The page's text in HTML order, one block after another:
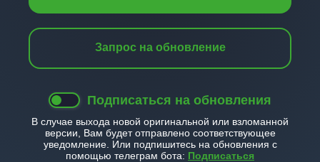
Запрос на обновление
Подписаться на обновления
В случае выхода новой оригинальной или взломанной
версии, Вам будет отправлено соответствующее
уведомление. Или подпишитесь на обновления с
помощью телеграм бота: Подписаться